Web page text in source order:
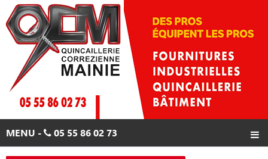
Skip
to
content
MENU - 05 55 86 02 73